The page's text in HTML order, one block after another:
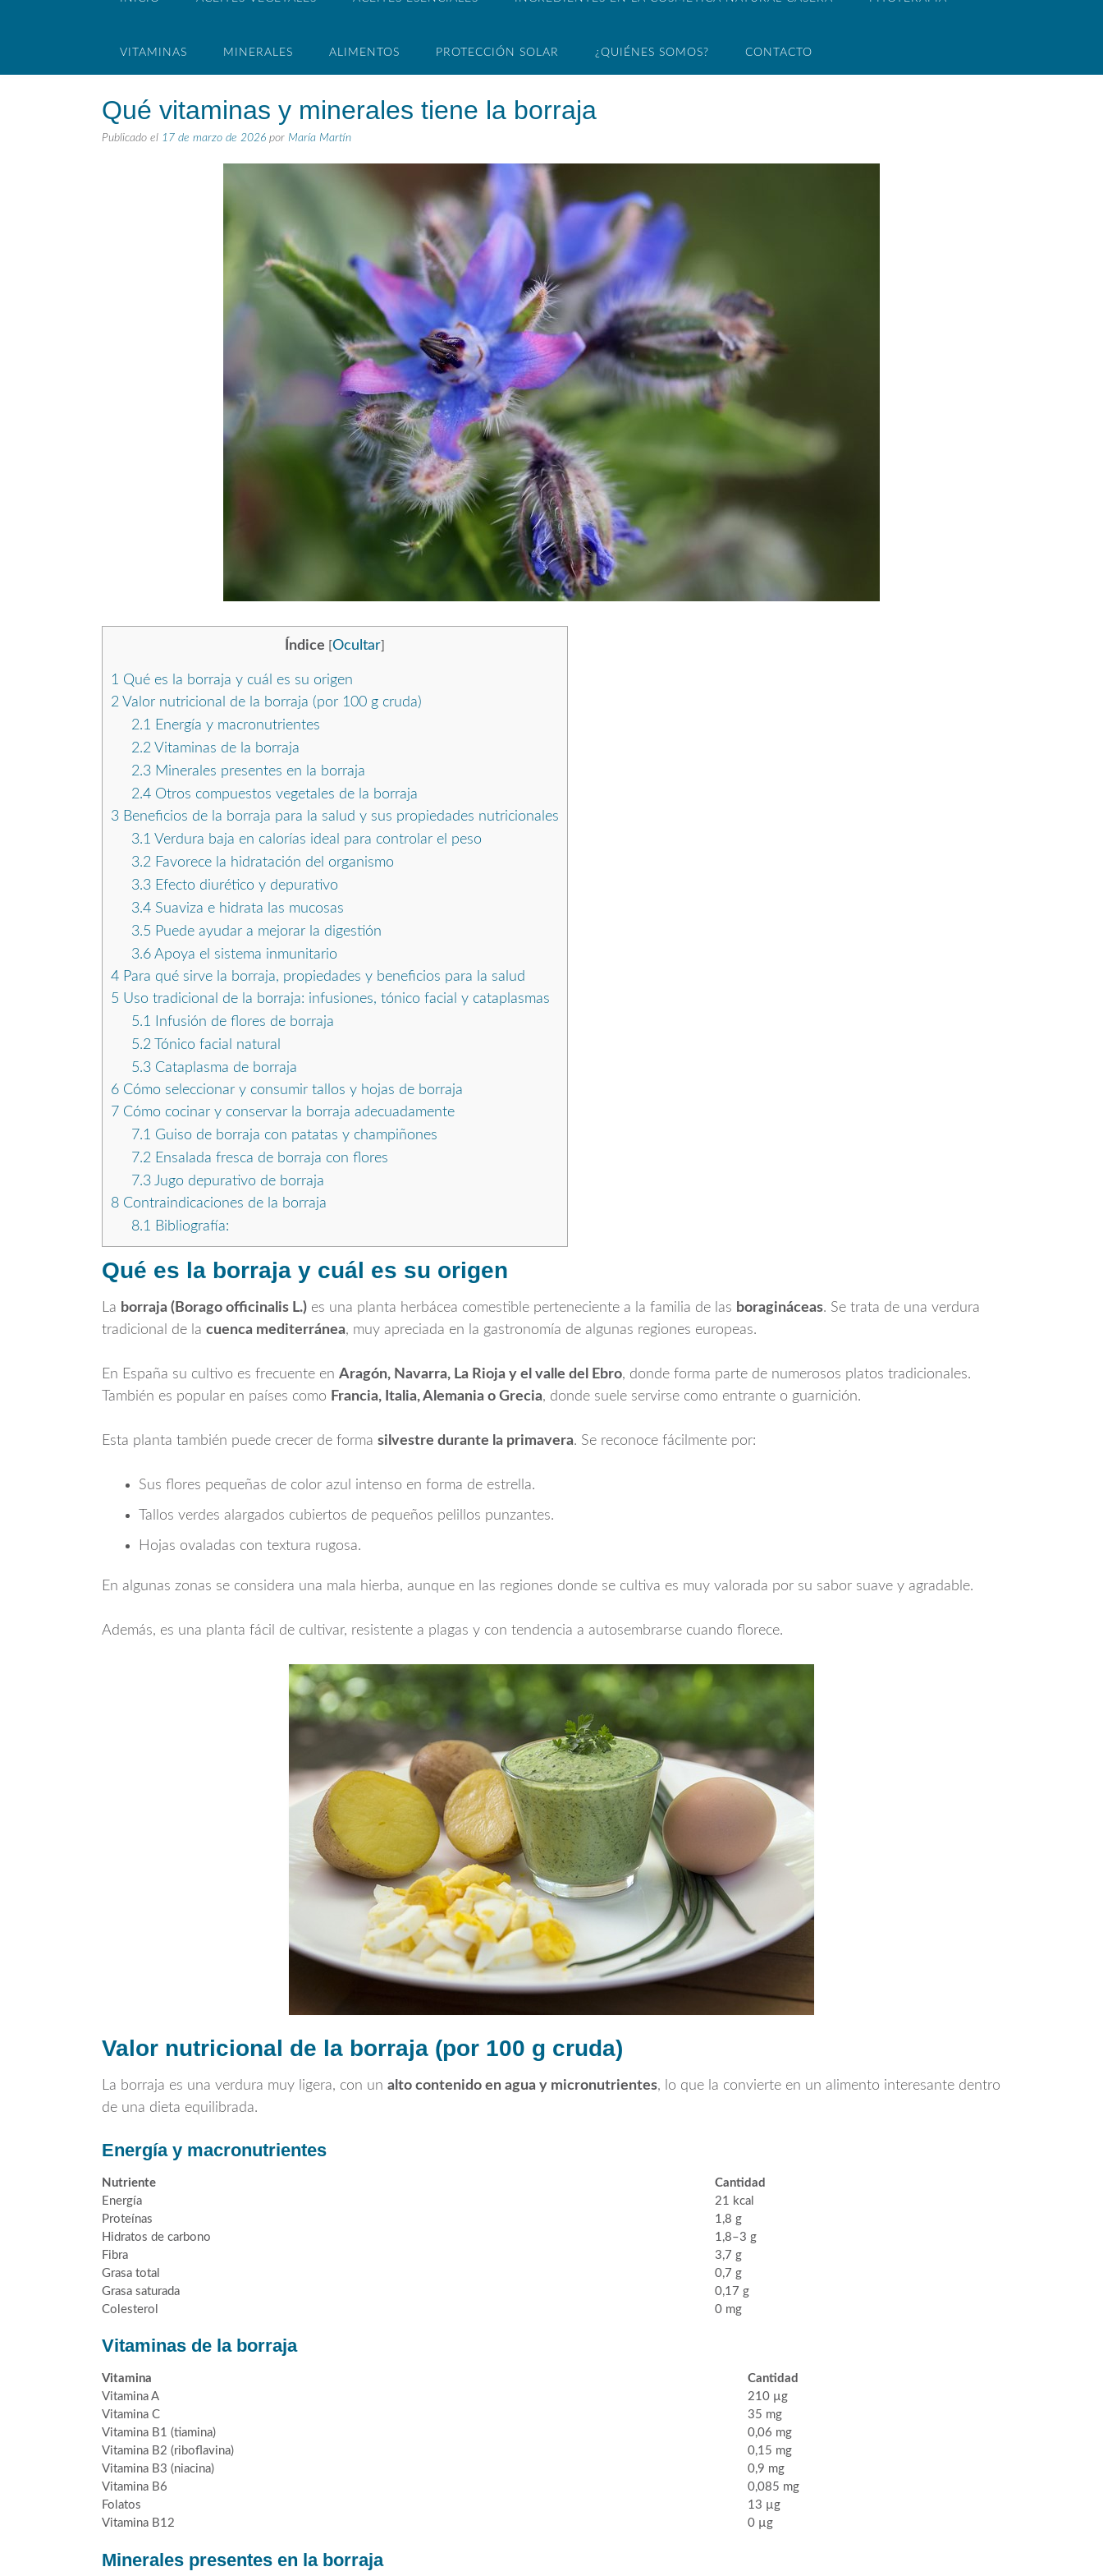
VITAMINAS MINERALES ALIMENTOS PROTECCIÓN SOLAR ¿QUIÉNES SOMOS? CONTACTO
Qué vitaminas y minerales tiene la borraja
Publicado el 17 de marzo de 2026 por María Martín
Índice [Ocultar]
1 Qué es la borraja y cuál es su origen
2 Valor nutricional de la borraja (por 100 g cruda)
2.1
Energía y macronutrientes
2.2 Vitaminas de la borraja
2.3Minerales presentes en la borraja
2.4Otros compuestos vegetales de la borraja
3 Beneficios de la borraja para la salud y sus propiedades nutricionales
3.1 Verdura baja en calorías ideal para controlar el peso
3.2 Favorece la hidratación del organismo
3.3Efecto diurético y depurativo
3.4Suaviza e hidrata las mucosas
3.5 Puede ayudar a mejorar la digestión
3.6Apoya el sistema inmunitario
4 Para qué sirve la borraja, propiedades y beneficios para la salud
5 Uso tradicional de la borraja: infusiones, tónico facial y cataplasmas
5.1
Infusión de flores de borraja
5.2 Tónico facial natural
5.3Cataplasma de borraja
6 Cómo seleccionar y consumir tallos y hojas de borraja
7 Cómo cocinar y conservar la borraja adecuadamente
7.1 Guiso de borraja con patatas y champiñones
7.2 Ensalada fresca de borraja con flores
7.3Jugo depurativo de borraja
8 Contraindicaciones de la borraja
8.1
Bibliografía:
Qué es la borraja y cuál es su origen
La borraja (Borago officinalis L.) es una planta herbácea comestible perteneciente a la familia de las boragináceas. Se trata de una verdura
tradicional de la cuenca mediterránea, muy apreciada en la gastronomía de algunas regiones europeas.
En España su cultivo es frecuente en Aragón, Navarra, La Rioja y el valle del Ebro, donde forma parte de numerosos platos tradicionales.
También es popular en países como Francia, Italia, Alemania o Grecia, donde suele servirse como entrante o guarnición.
Esta planta también puede crecer de forma silvestre durante la primavera. Se reconoce fácilmente por:
Sus flores pequeñas de color azul intenso en forma de estrella.
Tallos verdes alargados cubiertos de pequeños pelillos punzantes.
Hojas ovaladas con textura rugosa.
En algunas zonas se considera una mala hierba, aunque en las regiones donde se cultiva es muy valorada por su sabor suave y agradable.
Además, es una planta fácil de cultivar, resistente a plagas y con tendencia a autosembrarse cuando florece.
Valor nutricional de la borraja (por 100 g cruda)
La borraja es una verdura muy ligera, con un alto contenido en agua y micronutrientes, lo que la convierte en un alimento interesante dentro
de una dieta equilibrada.
Energía y macronutrientes
Nutriente
Cantidad
Energía
21 kcal
Proteínas
1,8 g
Hidratos de carbono
1,8–3 g
Fibra
3,7 g
Grasa total
0,7 g
Grasa saturada
0,17 g
Colesterol
0 mg
Vitaminas de la borraja
Vitamina
Cantidad
Vitamina A
210 µg
Vitamina C
35 mg
Vitamina B1 (tiamina)
0,06 mg
Vitamina B2 (riboflavina)
0,15 mg
Vitamina B3 (niacina)
0,9 mg
Vitamina B6
0,085 mg
Folatos
13 µg
Vitamina B12
0 µg
Minerales presentes en la borraja